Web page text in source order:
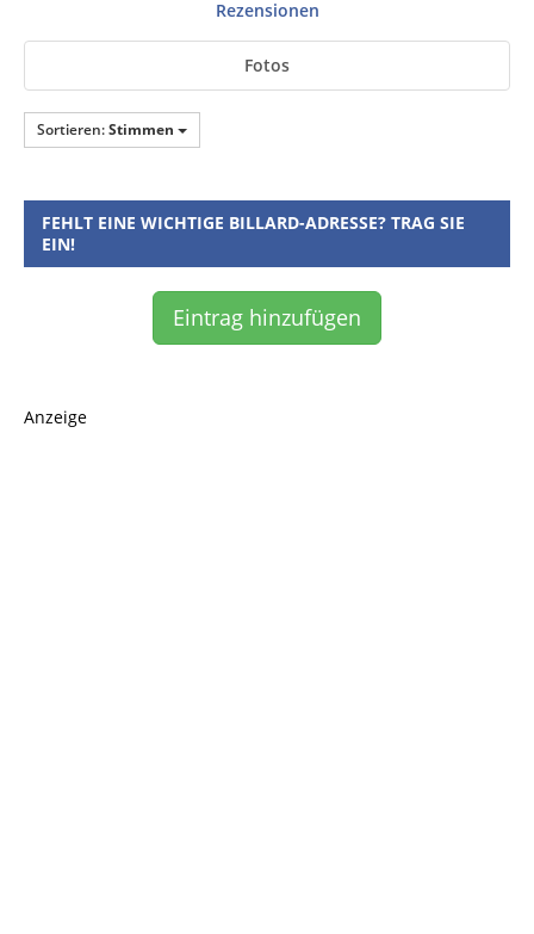
Rezensionen
Fotos
Sortieren:Stimmen
FEHLT EINE WICHTIGE BILLARD-ADRESSE? TRAG SIE
EIN!
Eintrag hinzufügen
Anzeige